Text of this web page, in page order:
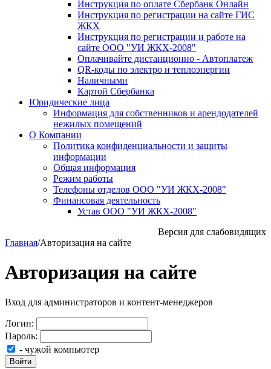
Инструкция по оплате Сбербанк Онлайн
Инструкция по регистрации на сайте ГИС
ЖКХ
Инструкция по регистрации и работе на
сайте ООО "УИ ЖКХ-2008"
Оплачивайте дистанционно - Автоплатеж
QR-коды по электро и теплоэнергии
Наличными
Картой Сбербанка
Юридические лица
Информация для собственников и арендодателей
нежилых помещений
О Компании
Политика конфиденциальности и защиты
информации
Общая информация
Режим работы
Телефоны отделов ООО "УИ ЖКХ-2008"
Финансовая деятельность
Устав ООО "УИ ЖКХ-2008"
Версия для слабовидящих
Главная/Авторизация на сайте
Авторизация на сайте
Вход для администраторов и контент-менеджеров
Логин:
Пароль:
- чужой компьютер
Войти